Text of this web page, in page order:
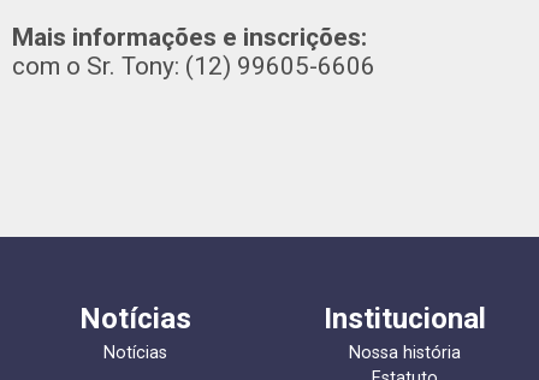
Mais informações e inscrições:
com o Sr. Tony: (12) 99605-6606
Notícias
Notícias
Institucional
Nossa história